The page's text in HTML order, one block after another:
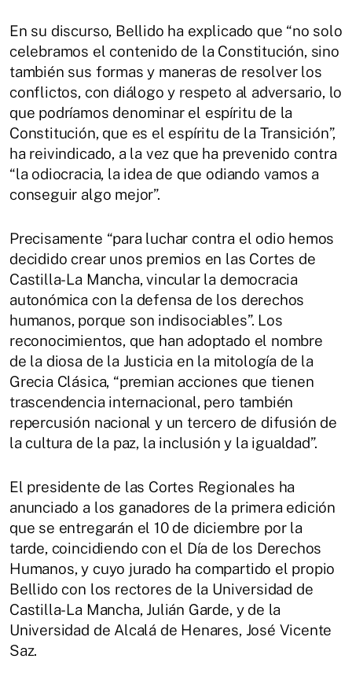
En su discurso, Bellido ha explicado que “no solo
celebramos el contenido de la Constitución, sino
también sus formas y maneras de resolver los
conflictos, con diálogo y respeto al adversario, lo
que podríamos denominar el espíritu de la
Constitución, que es el espíritu de la Transición”,
ha reivindicado, a la vez que ha prevenido contra
“la odiocracia, la idea de que odiando vamos a
conseguir algo mejor”.
Precisamente “para luchar contra el odio hemos
decidido crear unos premios en las Cortes de
Castilla-La Mancha, vincular la democracia
autonómica con la defensa de los derechos
humanos, porque son indisociables”. Los
reconocimientos, que han adoptado el nombre
de la diosa de la Justicia en la mitología de la
Grecia Clásica, “premian acciones que tienen
trascendencia internacional, pero también
repercusión nacional y un tercero de difusión de
la cultura de la paz, la inclusión y la igualdad”.
El presidente de las Cortes Regionales ha
anunciado a los ganadores de la primera edición
que se entregarán el 10 de diciembre por la
tarde, coincidiendo con el Día de los Derechos
Humanos, y cuyo jurado ha compartido el propio
Bellido con los rectores de la Universidad de
Castilla-La Mancha, Julián Garde, y de la
Universidad de Alcalá de Henares, José Vicente
Saz.